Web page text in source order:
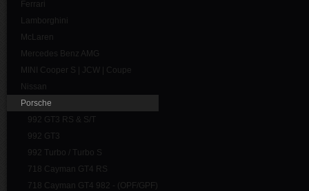
Ferrari
Lamborghini
McLaren
Mercedes Benz AMG
MINI Cooper S | JCW | Coupe
Nissan
Porsche
992 GT3 RS & S/T
992 GT3
992 Turbo / Turbo S
718 Cayman GT4 RS
718 Cayman GT4 982 - (OPF/GPF)